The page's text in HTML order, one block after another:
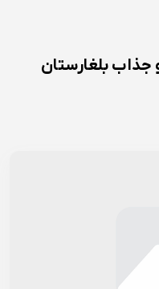
جذاب بلغارستان